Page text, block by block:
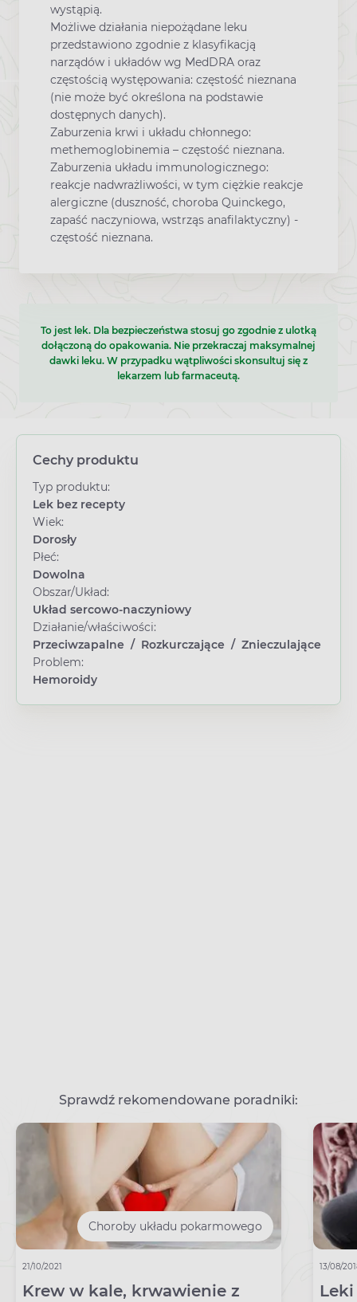
wystąpią.
Możliwe działania niepożądane leku
przedstawiono zgodnie z klasyfikacją
narządów i układów wg MedDRA oraz
częstością występowania: częstość nieznana
(nie może być określona na podstawie
dostępnych danych).
Zaburzenia krwi i układu chłonnego:
methemoglobinemia – częstość nieznana.
Zaburzenia układu immunologicznego:
reakcje nadwrażliwości, w tym ciężkie reakcje
alergiczne (duszność, choroba Quinckego,
zapaść naczyniowa, wstrząs anafilaktyczny) -
częstość nieznana.
To jest lek. Dla bezpieczeństwa stosuj go zgodnie z ulotką
dołączoną do opakowania. Nie przekraczaj maksymalnej
dawki leku. W przypadku wątpliwości skonsultuj się z
lekarzem lub farmaceutą.
Cechy produktu
Typ produktu:
Lek bez recepty
Wiek:
Dorosły
Płeć:
Dowolna
Obszar/Układ:
Układ sercowo-naczyniowy
Działanie/właściwości:
Przeciwzapalne / Rozkurczające / Znieczulające
Problem:
Hemoroidy
Sprawdź rekomendowane poradniki:
Choroby układu pokarmowego
21/10/2021
Krew w kale, krwawienie z
13/08/